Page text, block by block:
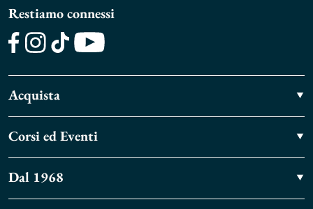
Restiamo connessi
Acquista
Corsi ed Eventi
Dal 1968